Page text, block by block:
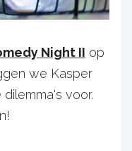
Night II op
we Kasper
voor.